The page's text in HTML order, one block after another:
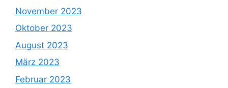
November 2023
Oktober 2023
August 2023
März 2023
Februar 2023